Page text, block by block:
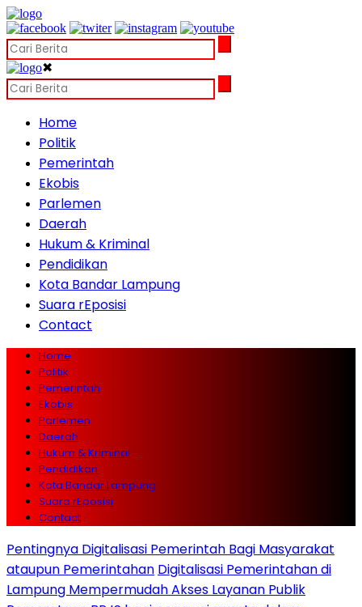
✖
Home
Politik
Pemerintah
Ekobis
Parlemen
Daerah
Hukum & Kriminal
Pendidikan
Kota Bandar Lampung
Suara rEposisi
Contact
Home
Politik
Pemerintah
Ekobis
Parlemen
Daerah
Hukum & Kriminal
Pendidikan
Kota Bandar Lampung
Suara rEposisi
Contact
Pentingnya Digitalisasi Pemerintah Bagi Masyarakat
ataupun Pemerintahan Digitalisasi Pemerintahan di
Lampung Mempermudah Akses Layanan Publik